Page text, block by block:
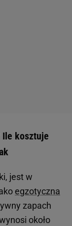
Ile kosztuje
jest w
egzotyczna
zapach
około